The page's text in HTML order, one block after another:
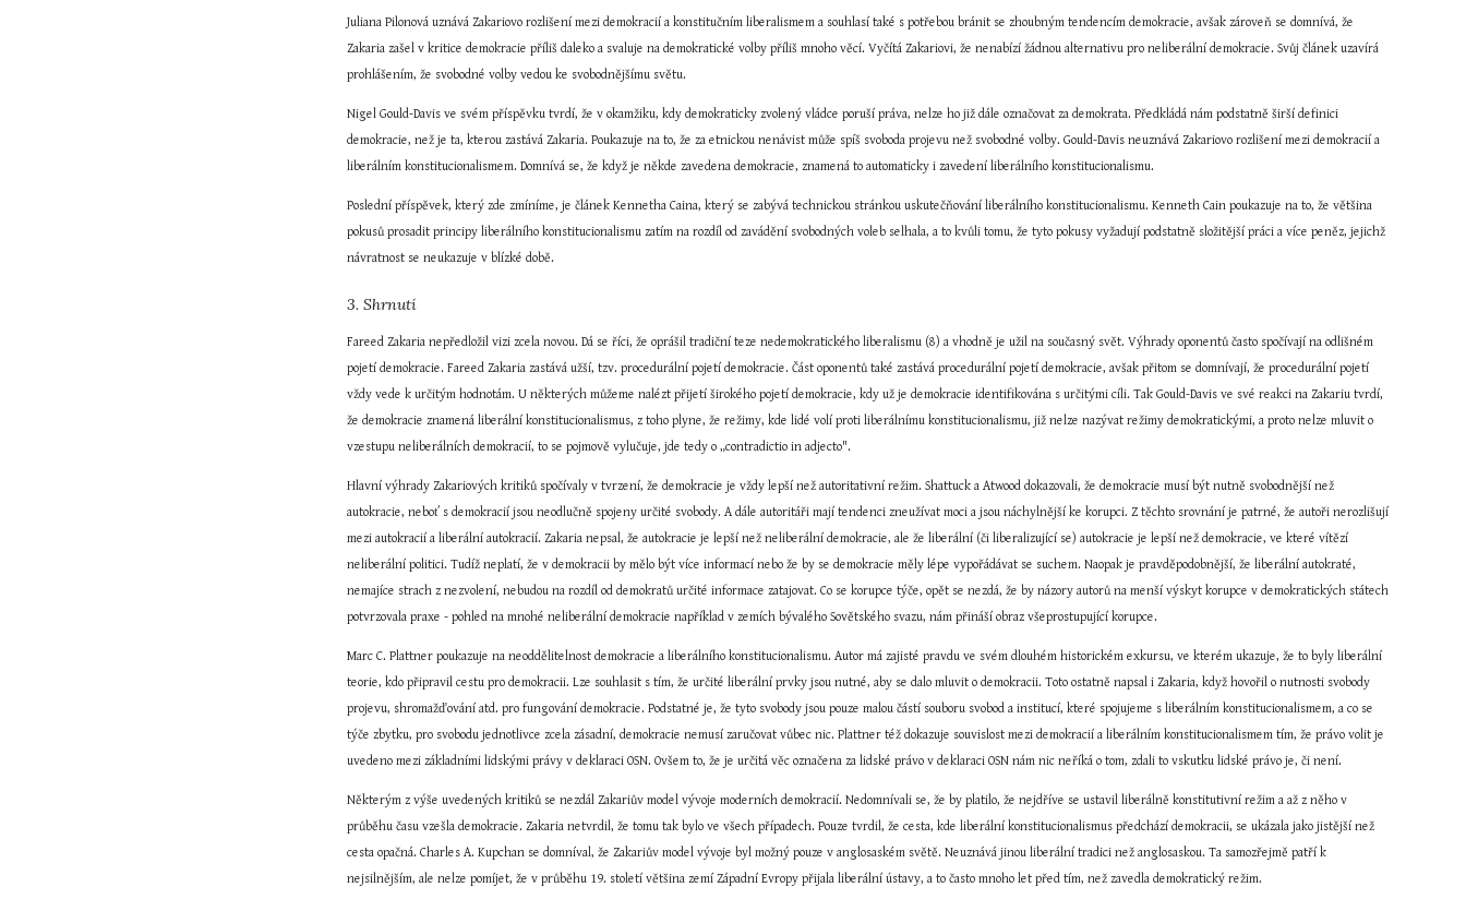
Juliana Pilonová uznává Zakariovo rozlišení mezi demokracií a konstitučním liberalismem a souhlasí také s potřebou bránit se zhoubným tendencím demokracie, avšak zároveň se domnívá, že
Zakaria zašel v kritice demokracie příliš daleko a svaluje na demokratické volby příliš mnoho věcí. Vyčítá Zakariovi, že nenabízí žádnou alternativu pro neliberální demokracie. Svůj článek uzavírá
prohlášením, že svobodné volby vedou ke svobodnějšímu světu.
Nigel Gould-Davis ve svém příspěvku tvrdí, že v okamžiku, kdy demokraticky zvolený vládce poruší práva, nelze ho již dále označovat za demokrata. Předkládá nám podstatně širší definici
demokracie, než je ta, kterou zastává Zakaria. Poukazuje na to, že za etnickou nenávist může spíš svoboda projevu než svobodné volby. Gould-Davis neuznává Zakariovo rozlišení mezi demokracií a
liberálním konstitucionalismem. Domnívá se, že když je někde zavedena demokracie, znamená to automaticky i zavedení liberálního konstitucionalismu.
Poslední příspěvek, který zde zmíníme, je článek Kennetha Caina, který se zabývá technickou stránkou uskutečňování liberálního konstitucionalismu. Kenneth Cain poukazuje na to, že většina
pokusů prosadit principy liberálního konstitucionalismu zatím na rozdíl od zavádění svobodných voleb selhala, a to kvůli tomu, že tyto pokusy vyžadují podstatně složitější práci a více peněz, jejichž
návratnost se neukazuje v blízké době.
3. Shrnutí
Fareed Zakaria nepředložil vizi zcela novou. Dá se říci, že oprášil tradiční teze nedemokratického liberalismu (8) a vhodně je užil na současný svět. Výhrady oponentů často spočívají na odlišném
pojetí demokracie. Fareed Zakaria zastává užší, tzv. procedurální pojetí demokracie. Část oponentů také zastává procedurální pojetí demokracie, avšak přitom se domnívají, že procedurální pojetí
vždy vede k určitým hodnotám. U některých můžeme nalézt přijetí širokého pojetí demokracie, kdy už je demokracie identifikována s určitými cíli. Tak Gould-Davis ve své reakci na Zakariu tvrdí,
že demokracie znamená liberální konstitucionalismus, z toho plyne, že režimy, kde lidé volí proti liberálnímu konstitucionalismu, již nelze nazývat režimy demokratickými, a proto nelze mluvit o
vzestupu neliberálních demokracií, to se pojmově vylučuje, jde tedy o „contradictio in adjecto".
Hlavní výhrady Zakariových kritiků spočívaly v tvrzení, že demokracie je vždy lepší než autoritativní režim. Shattuck a Atwood dokazovali, že demokracie musí být nutně svobodnější než
autokracie, neboť s demokracií jsou neodlučně spojeny určité svobody. A dále autoritáři mají tendenci zneužívat moci a jsou náchylnější ke korupci. Z těchto srovnání je patrné, že autoři nerozlišují
mezi autokracií a liberální autokracií. Zakaria nepsal, že autokracie je lepší než neliberální demokracie, ale že liberální (či liberalizující se) autokracie je lepší než demokracie, ve které vítězí
neliberální politici. Tudíž neplatí, že v demokracii by mělo být více informací nebo že by se demokracie měly lépe vypořádávat se suchem. Naopak je pravděpodobnější, že liberální autokraté,
nemajíce strach z nezvolení, nebudou na rozdíl od demokratů určité informace zatajovat. Co se korupce týče, opět se nezdá, že by názory autorů na menší výskyt korupce v demokratických státech
potvrzovala praxe - pohled na mnohé neliberální demokracie například v zemích bývalého Sovětského svazu, nám přináší obraz všeprostupující korupce.
Marc C. Plattner poukazuje na neoddělitelnost demokracie a liberálního konstitucionalismu. Autor má zajisté pravdu ve svém dlouhém historickém exkursu, ve kterém ukazuje, že to byly liberální
teorie, kdo připravil cestu pro demokracii. Lze souhlasit s tím, že určité liberální prvky jsou nutné, aby se dalo mluvit o demokracii. Toto ostatně napsal i Zakaria, když hovořil o nutnosti svobody
projevu, shromažďování atd. pro fungování demokracie. Podstatné je, že tyto svobody jsou pouze malou částí souboru svobod a institucí, které spojujeme s liberálním konstitucionalismem, a co se
týče zbytku, pro svobodu jednotlivce zcela zásadní, demokracie nemusí zaručovat vůbec nic. Plattner též dokazuje souvislost mezi demokracií a liberálním konstitucionalismem tím, že právo volit je
uvedeno mezi základními lidskými právy v deklaraci OSN. Ovšem to, že je určitá věc označena za lidské právo v deklaraci OSN nám nic neříká o tom, zdali to vskutku lidské právo je, či není.
Některým z výše uvedených kritiků se nezdál Zakariův model vývoje moderních demokracií. Nedomnívali se, že by platilo, že nejdříve se ustavil liberálně konstitutivní režim a až z něho v
průběhu času vzešla demokracie. Zakaria netvrdil, že tomu tak bylo ve všech případech. Pouze tvrdil, že cesta, kde liberální konstitucionalismus předchází demokracii, se ukázala jako jistější než
cesta opačná. Charles A. Kupchan se domníval, že Zakariův model vývoje byl možný pouze v anglosaském světě. Neuznává jinou liberální tradici než anglosaskou. Ta samozřejmě patří k
nejsilnějším, ale nelze pomíjet, že v průběhu 19. století většina zemí Západní Evropy přijala liberální ústavy, a to často mnoho let před tím, než zavedla demokratický režim.